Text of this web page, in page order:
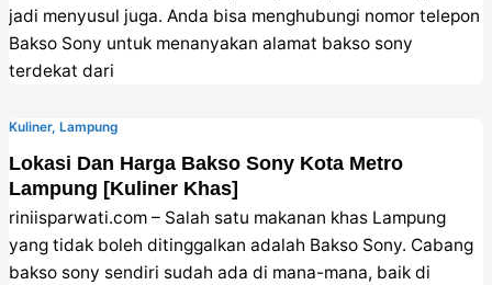
jadi menyusul juga. Anda bisa menghubungi nomor telepon
Bakso Sony untuk menanyakan alamat bakso sony
terdekat dari
Kuliner,Lampung
Lokasi Dan Harga Bakso Sony Kota Metro
Lampung [Kuliner Khas]
riniisparwati.com – Salah satu makanan khas Lampung
yang tidak boleh ditinggalkan adalah Bakso Sony. Cabang
bakso sony sendiri sudah ada di mana-mana, baik di